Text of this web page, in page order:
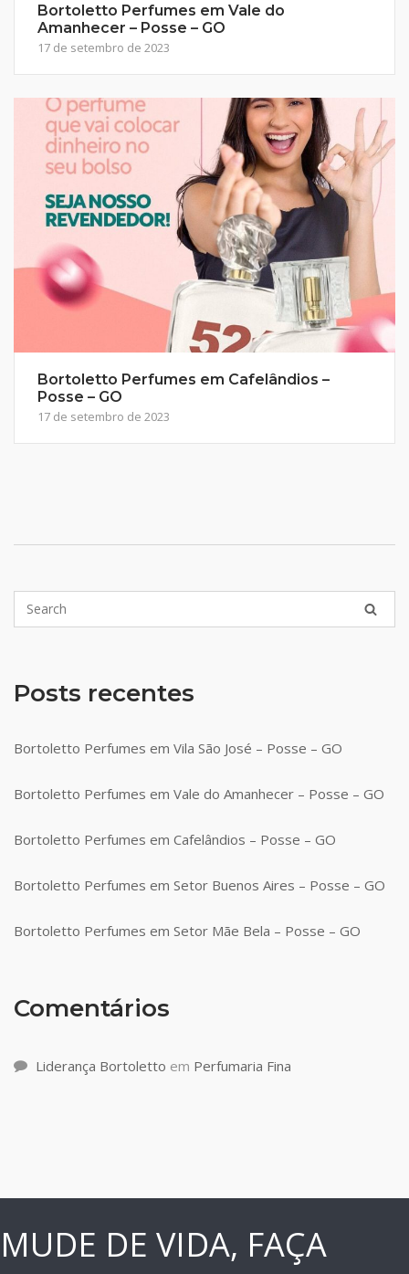
Bortoletto Perfumes em Vale do
Amanhecer – Posse – GO
17 de setembro de 2023
Bortoletto Perfumes em Cafelândios –
Posse – GO
17 de setembro de 2023
Posts recentes
Bortoletto Perfumes em Vila São José – Posse – GO
Bortoletto Perfumes em Vale do Amanhecer – Posse – GO
Bortoletto Perfumes em Cafelândios – Posse – GO
Bortoletto Perfumes em Setor Buenos Aires – Posse – GO
Bortoletto Perfumes em Setor Mãe Bela – Posse – GO
Comentários
Liderança Bortoletto em Perfumaria Fina
MUDE DE VIDA, FAÇA